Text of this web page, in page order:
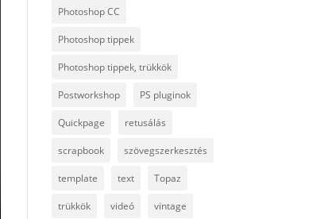
Photoshop CC
Photoshop tippek
Photoshop tippek, trükkök
Postworkshop PS pluginok
Quickpage retusálás
scrapbook szövegszerkesztés
template text Topaz
trükkök videó vintage